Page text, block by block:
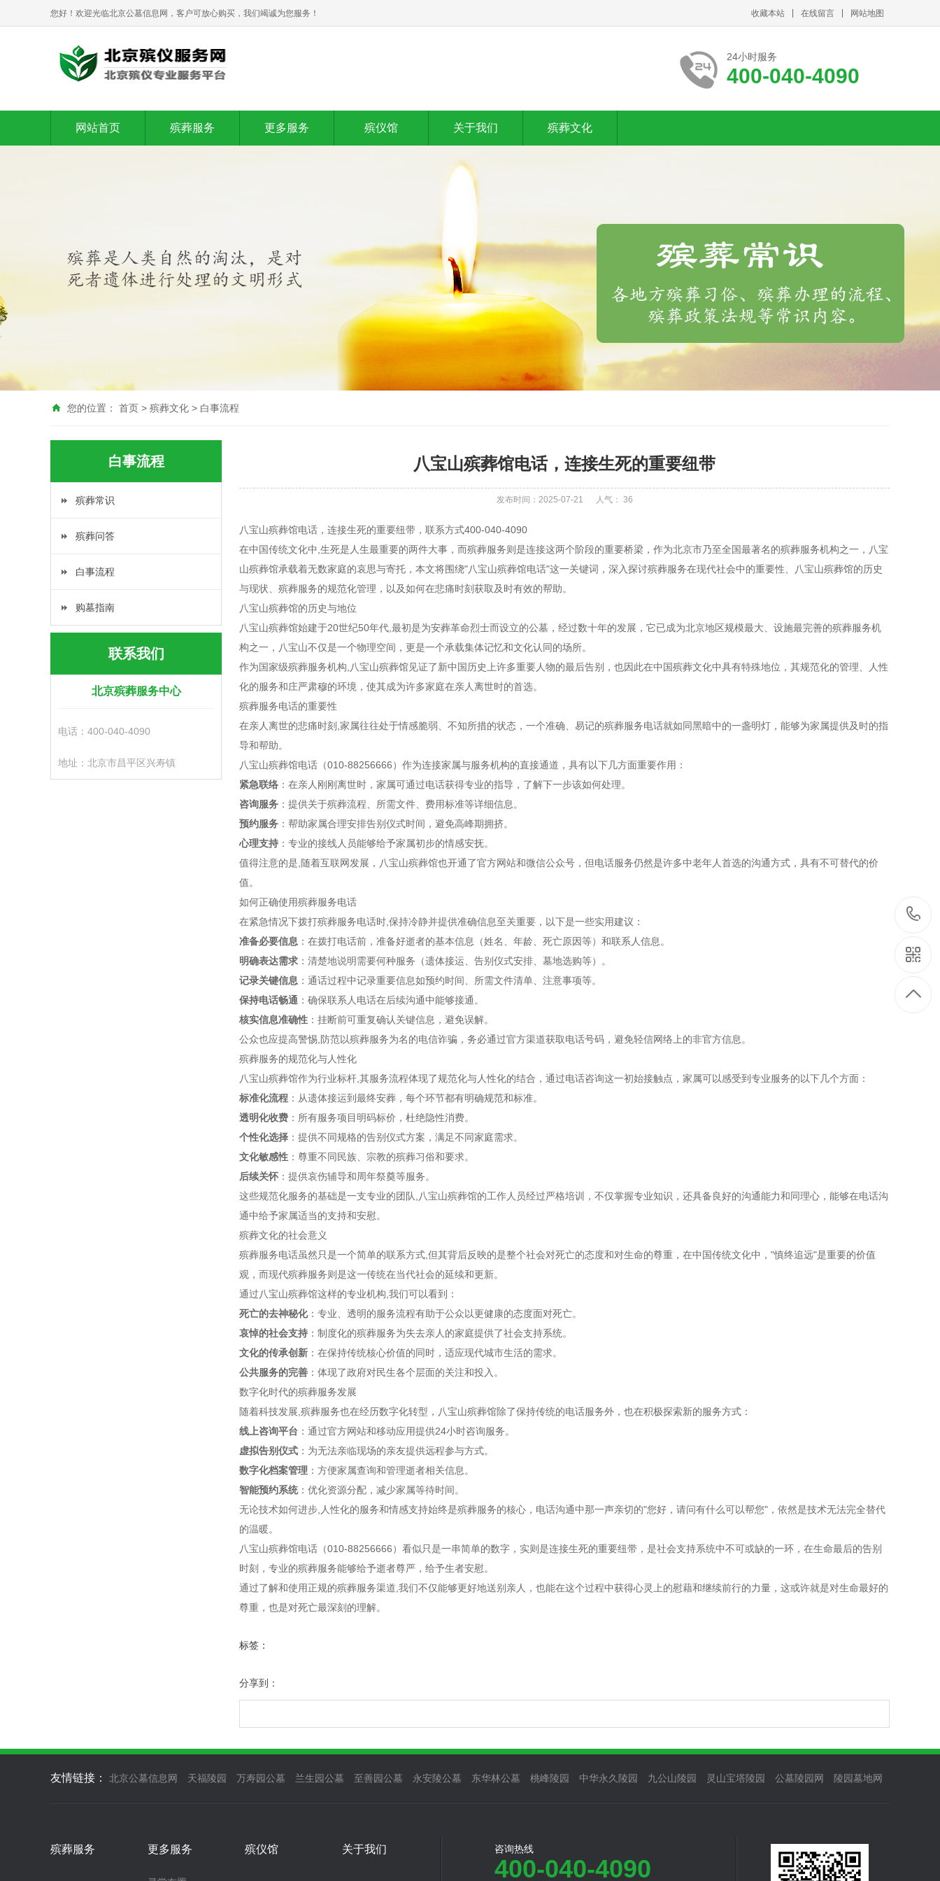
您好！欢迎光临北京公墓信息网，客户可放心购买，我们竭诚为您服务！ 收藏本站 在线留言 网站地图
24小时服务
400-040-4090
网站首页 殡葬服务 更多服务 殡仪馆 关于我们 殡葬文化
您的位置： 首页 > 殡葬文化 > 白事流程
白事流程
殡葬常识
殡葬问答
白事流程
购墓指南
联系我们
北京殡葬服务中心
电话：400-040-4090
地址：北京市昌平区兴寿镇
八宝山殡葬馆电话，连接生死的重要纽带
发布时间：2025-07-21 人气： 36
八宝山殡葬馆电话，连接生死的重要纽带，联系方式400-040-4090
在中国传统文化中,生死是人生最重要的两件大事，而殡葬服务则是连接这两个阶段的重要桥梁，作为北京市乃至全国最著名的殡葬服务机构之一，八宝
山殡葬馆承载着无数家庭的哀思与寄托，本文将围绕"八宝山殡葬馆电话"这一关键词，深入探讨殡葬服务在现代社会中的重要性、八宝山殡葬馆的历史
与现状、殡葬服务的规范化管理，以及如何在悲痛时刻获取及时有效的帮助。
八宝山殡葬馆的历史与地位
八宝山殡葬馆始建于20世纪50年代,最初是为安葬革命烈士而设立的公墓，经过数十年的发展，它已成为北京地区规模最大、设施最完善的殡葬服务机
构之一，八宝山不仅是一个物理空间，更是一个承载集体记忆和文化认同的场所。
作为国家级殡葬服务机构,八宝山殡葬馆见证了新中国历史上许多重要人物的最后告别，也因此在中国殡葬文化中具有特殊地位，其规范化的管理、人性
化的服务和庄严肃穆的环境，使其成为许多家庭在亲人离世时的首选。
殡葬服务电话的重要性
在亲人离世的悲痛时刻,家属往往处于情感脆弱、不知所措的状态，一个准确、易记的殡葬服务电话就如同黑暗中的一盏明灯，能够为家属提供及时的指
导和帮助。
八宝山殡葬馆电话（010-88256666）作为连接家属与服务机构的直接通道，具有以下几方面重要作用：
紧急联络 ：在亲人刚刚离世时，家属可通过电话获得专业的指导，了解下一步该如何处理。
咨询服务 ：提供关于殡葬流程、所需文件、费用标准等详细信息。
预约服务 ：帮助家属合理安排告别仪式时间，避免高峰期拥挤。
心理支持 ：专业的接线人员能够给予家属初步的情感安抚。
值得注意的是,随着互联网发展，八宝山殡葬馆也开通了官方网站和微信公众号，但电话服务仍然是许多中老年人首选的沟通方式，具有不可替代的价
值。
如何正确使用殡葬服务电话
在紧急情况下拨打殡葬服务电话时,保持冷静并提供准确信息至关重要，以下是一些实用建议：
准备必要信息 ：在拨打电话前，准备好逝者的基本信息（姓名、年龄、死亡原因等）和联系人信息。
明确表达需求 ：清楚地说明需要何种服务（遗体接运、告别仪式安排、墓地选购等）。
记录关键信息 ：通话过程中记录重要信息如预约时间、所需文件清单、注意事项等。
保持电话畅通 ：确保联系人电话在后续沟通中能够接通。
核实信息准确性 ：挂断前可重复确认关键信息，避免误解。
公众也应提高警惕,防范以殡葬服务为名的电信诈骗，务必通过官方渠道获取电话号码，避免轻信网络上的非官方信息。
殡葬服务的规范化与人性化
八宝山殡葬馆作为行业标杆,其服务流程体现了规范化与人性化的结合，通过电话咨询这一初始接触点，家属可以感受到专业服务的以下几个方面：
标准化流程 ：从遗体接运到最终安葬，每个环节都有明确规范和标准。
透明化收费 ：所有服务项目明码标价，杜绝隐性消费。
个性化选择 ：提供不同规格的告别仪式方案，满足不同家庭需求。
文化敏感性 ：尊重不同民族、宗教的殡葬习俗和要求。
后续关怀 ：提供哀伤辅导和周年祭奠等服务。
这些规范化服务的基础是一支专业的团队,八宝山殡葬馆的工作人员经过严格培训，不仅掌握专业知识，还具备良好的沟通能力和同理心，能够在电话沟
通中给予家属适当的支持和安慰。
殡葬文化的社会意义
殡葬服务电话虽然只是一个简单的联系方式,但其背后反映的是整个社会对死亡的态度和对生命的尊重，在中国传统文化中，"慎终追远"是重要的价值
观，而现代殡葬服务则是这一传统在当代社会的延续和更新。
通过八宝山殡葬馆这样的专业机构,我们可以看到：
死亡的去神秘化：专业、透明的服务流程有助于公众以更健康的态度面对死亡。
哀悼的社会支持 ：制度化的殡葬服务为失去亲人的家庭提供了社会支持系统。
文化的传承创新 ：在保持传统核心价值的同时，适应现代城市生活的需求。
公共服务的完善 ：体现了政府对民生各个层面的关注和投入。
数字化时代的殡葬服务发展
随着科技发展,殡葬服务也在经历数字化转型，八宝山殡葬馆除了保持传统的电话服务外，也在积极探索新的服务方式：
线上咨询平台 ：通过官方网站和移动应用提供24小时咨询服务。
虚拟告别仪式 ：为无法亲临现场的亲友提供远程参与方式。
数字化档案管理 ：方便家属查询和管理逝者相关信息。
智能预约系统：优化资源分配，减少家属等待时间。
无论技术如何进步,人性化的服务和情感支持始终是殡葬服务的核心，电话沟通中那一声亲切的"您好，请问有什么可以帮您"，依然是技术无法完全替代
的温暖。
八宝山殡葬馆电话（010-88256666）看似只是一串简单的数字，实则是连接生死的重要纽带，是社会支持系统中不可或缺的一环，在生命最后的告别
时刻，专业的殡葬服务能够给予逝者尊严，给予生者安慰。
通过了解和使用正规的殡葬服务渠道,我们不仅能够更好地送别亲人，也能在这个过程中获得心灵上的慰藉和继续前行的力量，这或许就是对生命最好的
尊重，也是对死亡最深刻的理解。
标签：
分享到：
友情链接： 北京公墓信息网 天福陵园 万寿园公墓 兰生园公墓 至善园公墓 永安陵公墓 东华林公墓 桃峰陵园 中华永久陵园 九公山陵园 灵山宝塔陵园 公墓陵园网 陵园墓地网
殡葬服务 更多服务 殡仪馆 关于我们 咨询热线
400-040-4090